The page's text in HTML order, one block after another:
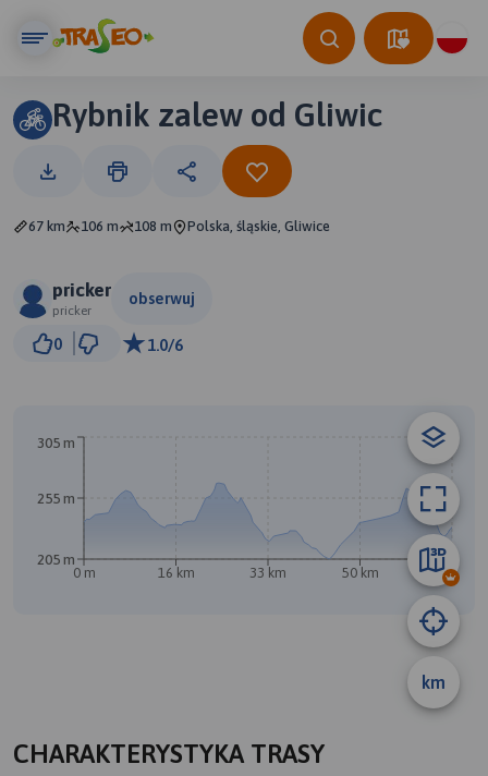
Rybnik zalew od Gliwic
67 km 106 m 108 m Polska, śląskie, Gliwice
pricker
pricker
obserwuj
0 1.0/6
km
0 m 16 km 33 km 50 km 67 km
205 m
255 m
305 m
CHARAKTERYSTYKA TRASY